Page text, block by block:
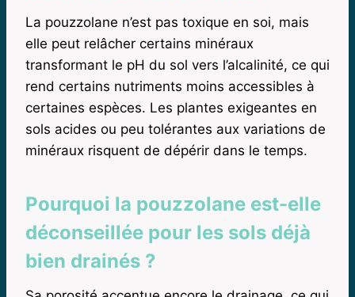
La pouzzolane n’est pas toxique en soi, mais
elle peut relâcher certains minéraux
transformant le pH du sol vers l’alcalinité, ce qui
rend certains nutriments moins accessibles à
certaines espèces. Les plantes exigeantes en
sols acides ou peu tolérantes aux variations de
minéraux risquent de dépérir dans le temps.
Pourquoi la pouzzolane est-elle
déconseillée pour les sols déjà
bien drainés ?